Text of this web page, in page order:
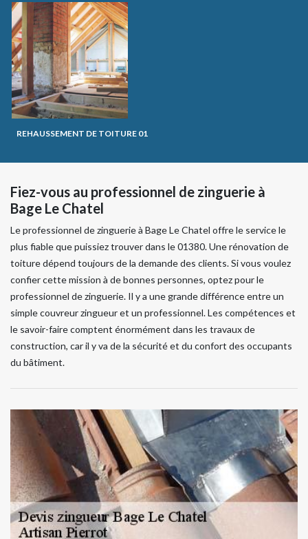
REHAUSSEMENT DE TOITURE 01
Fiez-vous au professionnel de zinguerie à
Bage Le Chatel
Le professionnel de zinguerie à Bage Le Chatel offre le service le
plus fiable que puissiez trouver dans le 01380. Une rénovation de
toiture dépend toujours de la demande des clients. Si vous voulez
confier cette mission à de bonnes personnes, optez pour le
professionnel de zinguerie. Il y a une grande différence entre un
simple couvreur zingueur et un professionnel. Les compétences et
le savoir-faire comptent énormément dans les travaux de
construction, car il y va de la sécurité et du confort des occupants
du bâtiment.